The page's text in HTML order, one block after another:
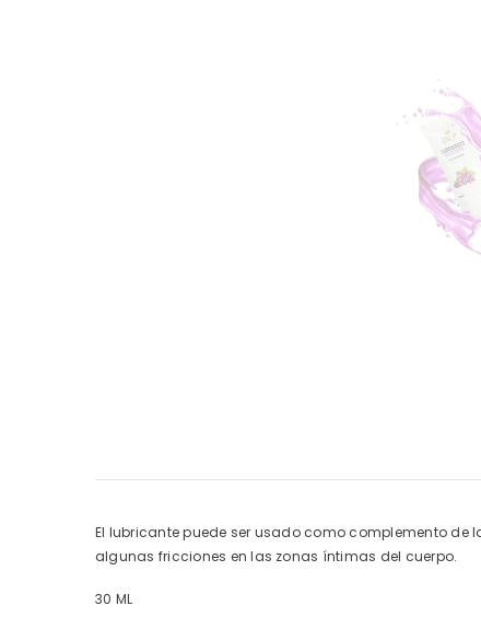
El lubricante puede ser usado como complemento
algunas fricciones en las zonas íntimas del cuerpo.
30 ML